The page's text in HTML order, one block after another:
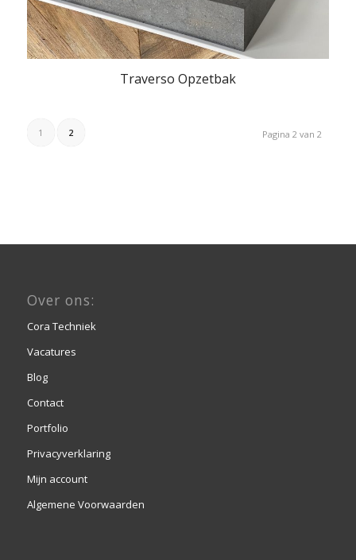
Traverso Opzetbak
Pagina 2 van 2
1 2
Over ons:
Cora Techniek
Vacatures
Blog
Contact
Portfolio
Privacyverklaring
Mijn account
Algemene Voorwaarden